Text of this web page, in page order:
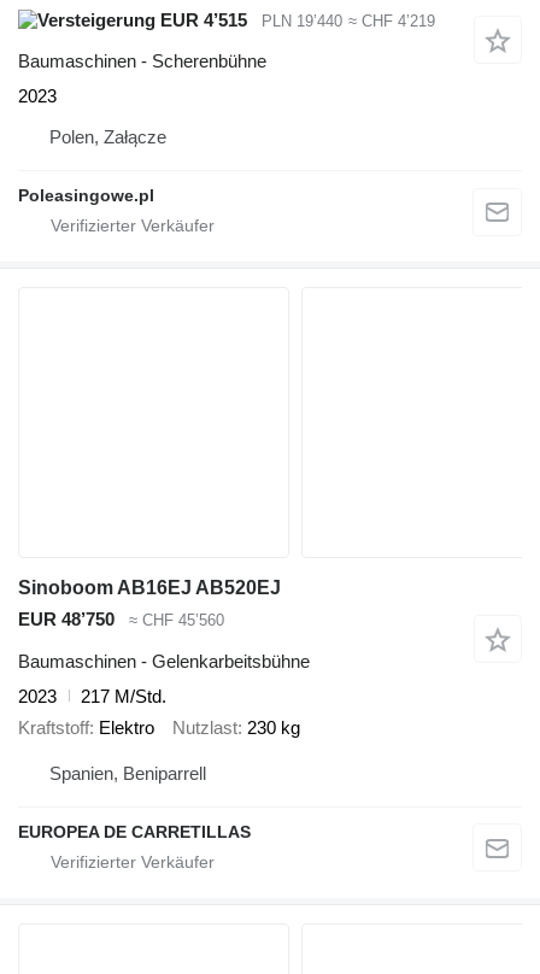
EUR 4’515
PLN 19’440 ≈ CHF 4’219
Baumaschinen - Scherenbühne
2023
Polen, Załącze
Poleasingowe.pl
Sinoboom AB16EJ AB520EJ
EUR 48’750
≈ CHF 45’560
Baumaschinen - Gelenkarbeitsbühne
2023
217 M/Std.
Kraftstoff Elektro Nutzlast 230 kg
Spanien, Beniparrell
EUROPEA DE CARRETILLAS